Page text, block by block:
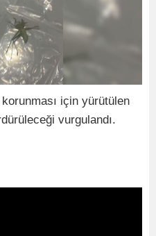
için yürütülen
vurgulandı.